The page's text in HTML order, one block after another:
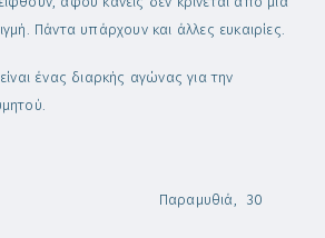
Πάντα υπάρχουν και άλλες ευκαιρίες.
ένας διαρκής αγώνας για την
30